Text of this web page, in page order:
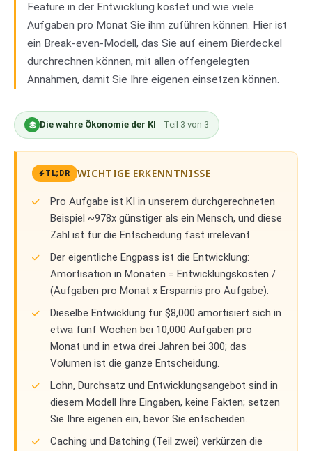
Feature in der Entwicklung kostet und wie viele
Aufgaben pro Monat Sie ihm zuführen können. Hier ist
ein Break-even-Modell, das Sie auf einem Bierdeckel
durchrechnen können, mit allen offengelegten
Annahmen, damit Sie Ihre eigenen einsetzen können.
Die wahre Ökonomie der KI Teil 3 von 3
TL;DR WICHTIGE ERKENNTNISSE
Pro Aufgabe ist KI in unserem durchgerechneten
Beispiel ~978x günstiger als ein Mensch, und diese
Zahl ist für die Entscheidung fast irrelevant.
Der eigentliche Engpass ist die Entwicklung:
Amortisation in Monaten = Entwicklungskosten /
(Aufgaben pro Monat x Ersparnis pro Aufgabe).
Dieselbe Entwicklung für $8,000 amortisiert sich in
etwa fünf Wochen bei 10,000 Aufgaben pro
Monat und in etwa drei Jahren bei 300; das
Volumen ist die ganze Entscheidung.
Lohn, Durchsatz und Entwicklungsangebot sind in
diesem Modell Ihre Eingaben, keine Fakten; setzen
Sie Ihre eigenen ein, bevor Sie entscheiden.
Caching und Batching (Teil zwei) verkürzen die